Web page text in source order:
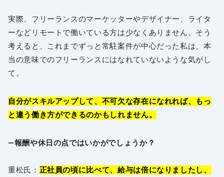
実際、フリーランスのマーケッターやデザイナー、ライタ
ーなどリモートで働いている方は少なくありません。そう
考えると、これまでずっと常駐案件が中心だった私は、本
当の意味でのフリーランスにはなれていないような気がし
て。
自分がスキルアップして、不可欠な存在になれれば、もっ
と違う働き方ができるのかもしれません。
―報酬や休日の点ではいかがでしょうか？
重松氏： 正社員の頃に比べて、給与は倍になりましたし、